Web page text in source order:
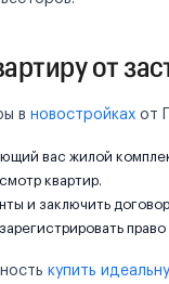
от
в новостройках от
вас жилой
квартир.
и заключить
купить